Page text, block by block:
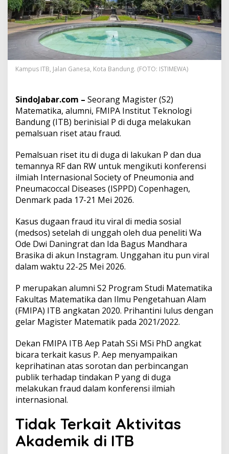
k
u
k
a
n
F
r
a
d
i
o
n
e
r
n
s
i
l
m
i
a
I
e
r
n
a
i
o
n
a
l
F
P
A
I
T
Kampus ITB, Jalan Ganesa, Kota Bandung. (FOTO: ISTIMEWA)
SindoJabar.com – Seorang Magister (S2)
Matematika, alumni, FMIPA Institut Teknologi
Bandung (ITB) berinisial P di duga melakukan
pemalsuan riset atau fraud.
Pemalsuan riset itu di duga di lakukan P dan dua
temannya RF dan RW untuk mengikuti konferensi
ilmiah Internasional Society of Pneumonia and
Pneumacoccal Diseases (ISPPD) Copenhagen,
Denmark pada 17-21 Mei 2026.
Kasus dugaan fraud itu viral di media sosial
(medsos) setelah di unggah oleh dua peneliti Wa
Ode Dwi Daningrat dan Ida Bagus Mandhara
Brasika di akun Instagram. Unggahan itu pun viral
dalam waktu 22-25 Mei 2026.
P merupakan alumni S2 Program Studi Matematika
Fakultas Matematika dan Ilmu Pengetahuan Alam
(FMIPA) ITB angkatan 2020. Prihantini lulus dengan
gelar Magister Matematik pada 2021/2022.
Dekan FMIPA ITB Aep Patah SSi MSi PhD angkat
bicara terkait kasus P. Aep menyampaikan
keprihatinan atas sorotan dan perbincangan
publik terhadap tindakan P yang di duga
melakukan fraud dalam konferensi ilmiah
internasional.
Tidak Terkait Aktivitas
Akademik di ITB